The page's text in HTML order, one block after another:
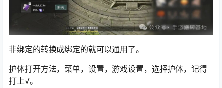
非绑定的转换成绑定的就可以通用了。
护体打开方法，菜单，设置，游戏设置，选择护体，记得
打上√。